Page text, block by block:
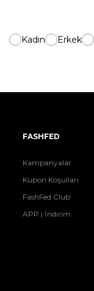
Kadın Erkek
FASHFED
Kampanyalar
Kupon Koşulları
FashFed Club
APP | İndirim